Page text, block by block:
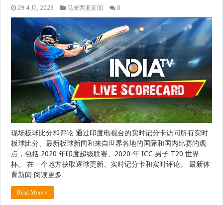
29 4 月, 2023 马来西亚新闻 0
现场板球比分和评论 通过印度电视台的实时记分卡访问所有实时
板球比分、最新板球新闻和来自世界各地的国际和国内比赛的观
点，包括 2020 年印度超级联赛、2020 年 ICC 男子 T20 世界
杯。 在一个地方获取逐球更新、实时记分卡和实时评论。 最新体
育新闻 阅读更多
Read More »